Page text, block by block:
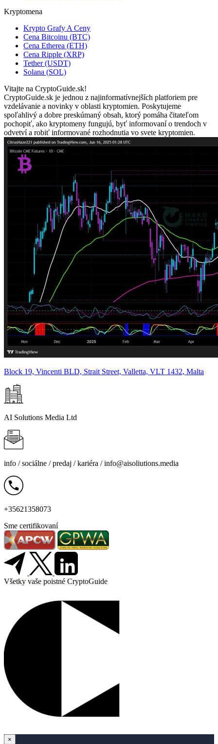
Kryptomena
Krypto Grafy A Ceny
Cena Bitcoinu (BTC)
Cena Etherea (ETH)
Cena Ripple (XRP)
Tether (USDT)
Solana (SOL)
Vitajte na CryptoGuide.sk!
CryptoGuide.sk je jednou z najinformatívnejších platforiem pre
vzdelávanie a novinky v oblasti kryptomien. Poskytujeme
spoľahlivý a dobre preskúmaný obsah, ktorý pomáha čitateľom
pochopiť, ako kryptomeny fungujú, byť informovaní o trendoch v
odvetví a robiť informované rozhodnutia vo svete kryptomien.
Block 19, Vincenti BLD, Strait Street, Valletta, VLT 1432, Malta
AI Solutions Media Ltd
info /sociálne /predaj /kariéra /info@aisoliutions.media
+35621358073
Sme certifikovaní
Všetky vaše poistné CryptoGuide
×